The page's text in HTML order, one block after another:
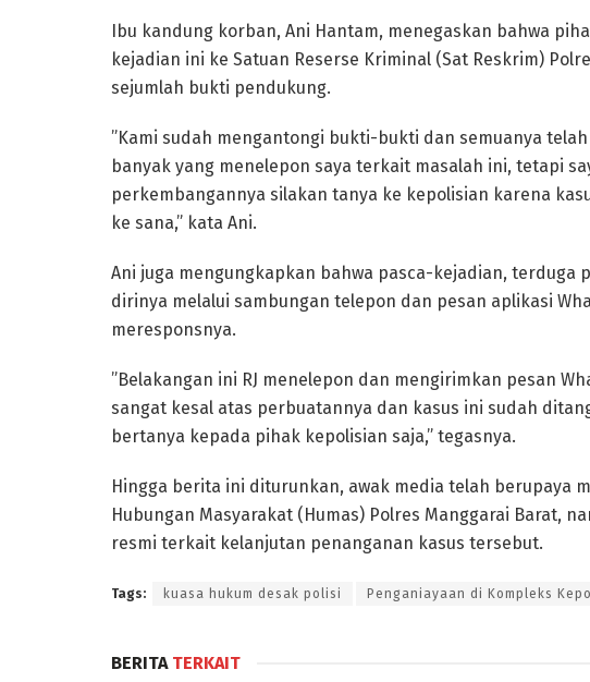
​Ibu kandung korban, Ani Hantam, menegaskan bahwa
kejadian ini ke Satuan Reserse Kriminal (Sat Reskrim)
sejumlah bukti pendukung.
​”Kami sudah mengantongi bukti-bukti dan semuanya
banyak yang menelepon saya terkait masalah ini, tetapi
perkembangannya silakan tanya ke kepolisian karena
ke sana,” kata Ani.
​Ani juga mengungkapkan bahwa pasca-kejadian, terduga
dirinya melalui sambungan telepon dan pesan aplikasi
meresponsnya.
​”Belakangan ini RJ menelepon dan mengirimkan pesan
sangat kesal atas perbuatannya dan kasus ini sudah
bertanya kepada pihak kepolisian saja,” tegasnya.
​Hingga berita ini diturunkan, awak media telah berupaya
Hubungan Masyarakat (Humas) Polres Manggarai Barat,
resmi terkait kelanjutan penanganan kasus tersebut.
Tags: kuasa hukum desak polisi Penganiayaan di Kompleks
BERITATERKAIT